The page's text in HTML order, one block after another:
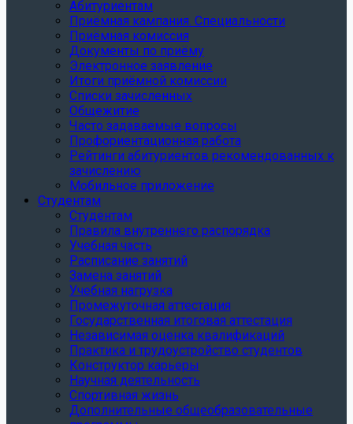
Абитуриентам
Приёмная кампания. Специальности
Приёмная комиссия
Документы по приёму
Электронное заявление
Итоги приёмной комиссии
Списки зачисленных
Общежитие
Часто задаваемые вопросы
Профориентационная работа
Рейтинги абитуриентов рекомендованных к
зачислению
Мобильное приложение
Студентам
Студентам
Правила внутреннего распорядка
Учебная часть
Расписание занятий
Замена занятий
Учебная нагрузка
Промежуточная аттестация
Государственная итоговая аттестация
Независимая оценка квалификаций
Практика и трудоустройство студентов
Конструктор карьеры
Научная деятельность
Спортивная жизнь
Дополнительные общеобразовательные